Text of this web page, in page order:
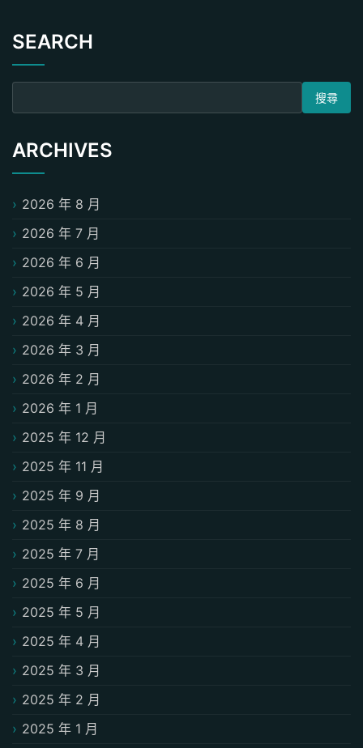
SEARCH
搜尋關鍵字:
ARCHIVES
2026 年 8 月
2026 年 7 月
2026 年 6 月
2026 年 5 月
2026 年 4 月
2026 年 3 月
2026 年 2 月
2026 年 1 月
2025 年 12 月
2025 年 11 月
2025 年 9 月
2025 年 8 月
2025 年 7 月
2025 年 6 月
2025 年 5 月
2025 年 4 月
2025 年 3 月
2025 年 2 月
2025 年 1 月